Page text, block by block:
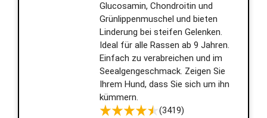
Glucosamin, Chondroitin und
Grünlippenmuschel und bieten
Linderung bei steifen Gelenken.
Ideal für alle Rassen ab 9 Jahren.
Einfach zu verabreichen und im
Seealgengeschmack. Zeigen Sie
Ihrem Hund, dass Sie sich um ihn
kümmern.
(3419)